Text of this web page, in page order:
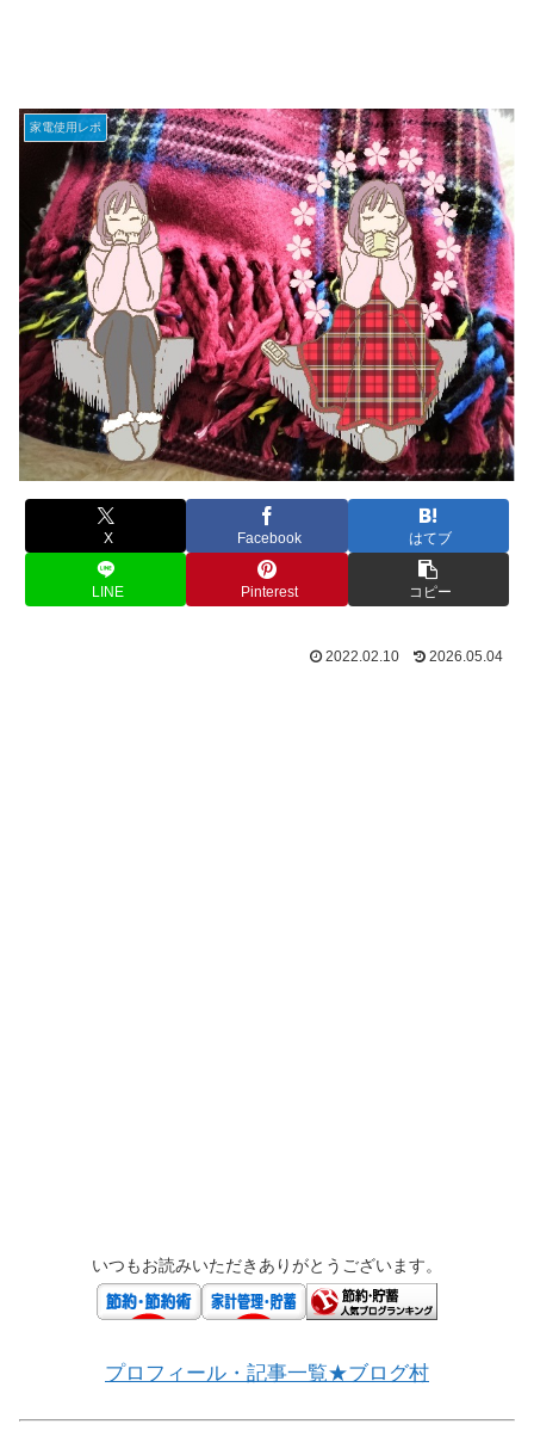
家電使用レポ
X Facebook はてブ
LINE Pinterest コピー
2022.02.10 2026.05.04
いつもお読みいただきありがとうございます。
プロフィール・記事一覧★ブログ村